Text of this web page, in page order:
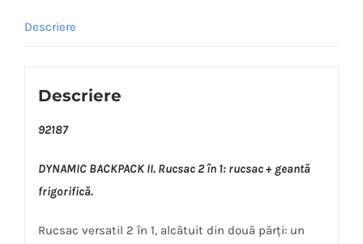
Descriere
Descriere
92187
DYNAMIC BACKPACK II. Rucsac 2 în 1: rucsac + geantă
frigorifică.
Rucsac versatil 2 în 1, alcătuit din două părți: un